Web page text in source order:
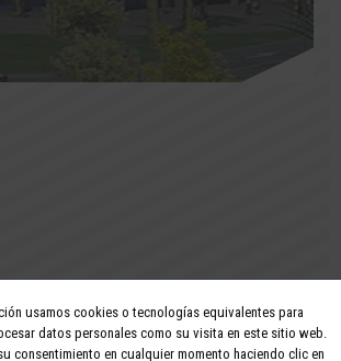
- Todos los derechos reservados
usamos cookies o tecnologías equivalentes para
datos personales como su visita en este sitio web.
consentimiento en cualquier momento haciendo clic en